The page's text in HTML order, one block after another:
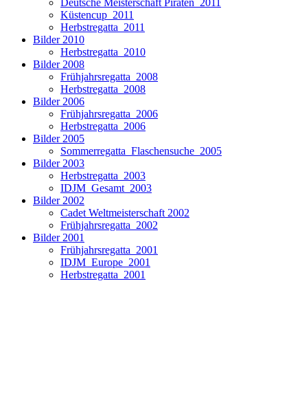
Deutsche Meisterschaft Piraten_2011
Küstencup_2011
Herbstregatta_2011
Bilder 2010
Herbstregatta_2010
Bilder 2008
Frühjahrsregatta_2008
Herbstregatta_2008
Bilder 2006
Frühjahrsregatta_2006
Herbstregatta_2006
Bilder 2005
Sommerregatta_Flaschensuche_2005
Bilder 2003
Herbstregatta_2003
IDJM_Gesamt_2003
Bilder 2002
Cadet Weltmeisterschaft 2002
Frühjahrsregatta_2002
Bilder 2001
Frühjahrsregatta_2001
IDJM_Europe_2001
Herbstregatta_2001